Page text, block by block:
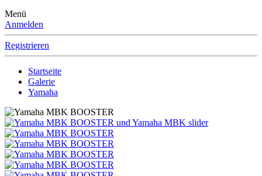
Menü
Anmelden
Registrieren
Startseite
Galerie
Yamaha